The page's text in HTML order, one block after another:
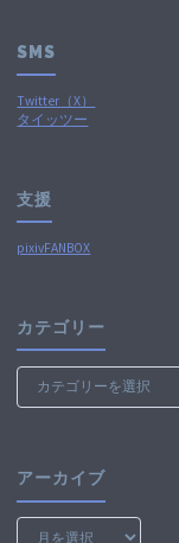
SMS
Twitter（X）
タイッツー
支援
pixivFANBOX
カテゴリー
カ
ゴ
アーカイブ
ア